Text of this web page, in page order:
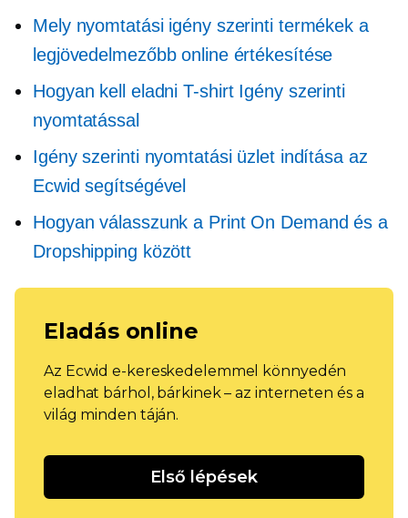
Mely nyomtatási igény szerinti termékek a
legjövedelmezőbb online értékesítése
Hogyan kell eladniT-shirtIgény szerinti
nyomtatással
Igény szerinti nyomtatási üzlet indítása az
Ecwid segítségével
Hogyan válasszunk a Print On Demand és a
Dropshipping között
Eladás online
Az Ecwid e-kereskedelemmel könnyedén
eladhat bárhol, bárkinek – az interneten és a
világ minden táján.
Első lépések